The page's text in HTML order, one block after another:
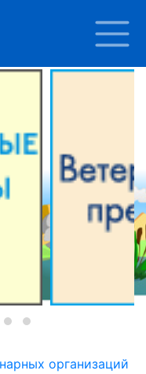
организаций